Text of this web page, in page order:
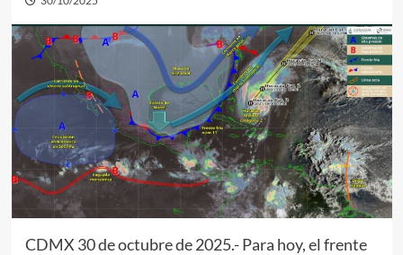
CDMX 30 de octubre de 2025.- Para hoy, el frente